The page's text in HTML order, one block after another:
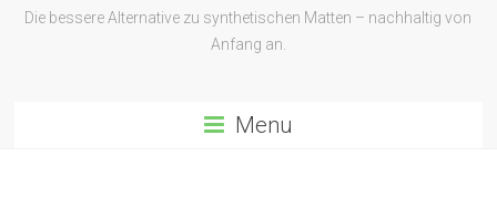
Die bessere Alternative zu synthetischen Matten – nachhaltig von
Anfang an.
Menu